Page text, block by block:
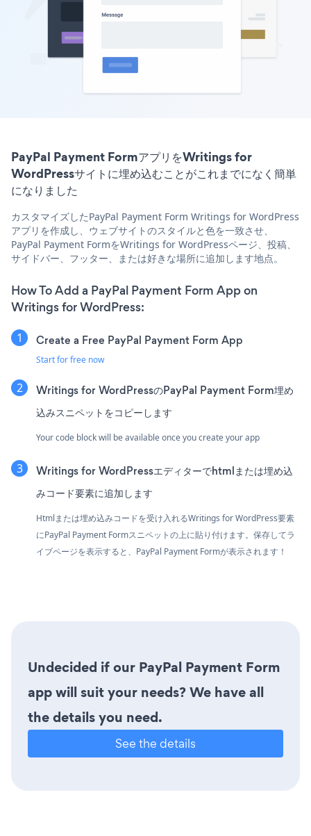
PayPal Payment FormアプリをWritings for
WordPressサイトに埋め込むことがこれまでになく簡単
になりました
カスタマイズしたPayPal Payment Form Writings for WordPress
アプリを作成し、ウェブサイトのスタイルと色を一致させ、
PayPal Payment FormをWritings for WordPressページ、投稿、
サイドバー、フッター、または好きな場所に追加します地点。
How To Add a PayPal Payment Form App on
Writings for WordPress:
Create a Free PayPal Payment Form App
Start for free now
Writings for WordPressのPayPal Payment Form埋め
込みスニペットをコピーします
Your code block will be available once you create your app
Writings for WordPressエディターでhtmlまたは埋め込
みコード要素に追加します
Htmlまたは埋め込みコードを受け入れるWritings for WordPress要素
にPayPal Payment Formスニペットの上に貼り付けます。保存してラ
イブページを表示すると、PayPal Payment Formが表示されます！
Undecided if our PayPal Payment Form
app will suit your needs? We have all
the details you need.
See the details